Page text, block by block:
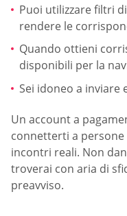
Puoi utilizzare filtri
rendere le
Quando ottieni
disponibili per la
Sei idoneo a inviare
Un account a
connetterti a
incontri reali. Non
troverai con aria di
preavviso.